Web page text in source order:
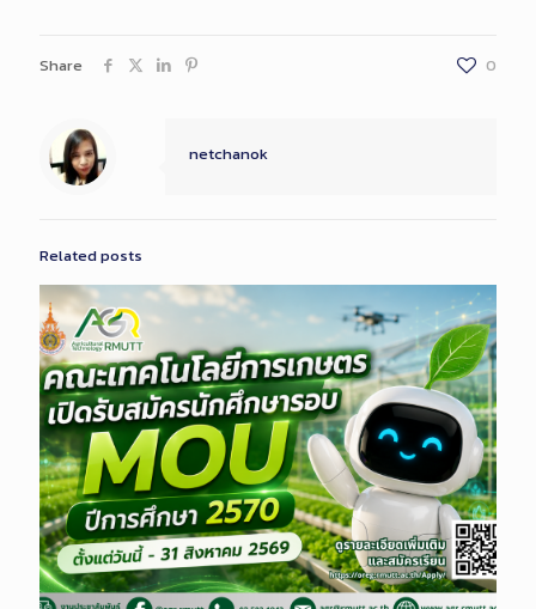
Share 0
netchanok
Related posts